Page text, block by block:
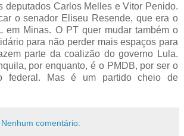
deputados Carlos Melles e Vitor Penido.
o senador Eliseu Resende, que era o
em Minas. O PT quer mudar também o
para não perder mais espaços para
parte da coalizão do governo Lula.
por enquanto, é o PMDB, por ser o
federal. Mas é um partido cheio de
Nenhum comentário: